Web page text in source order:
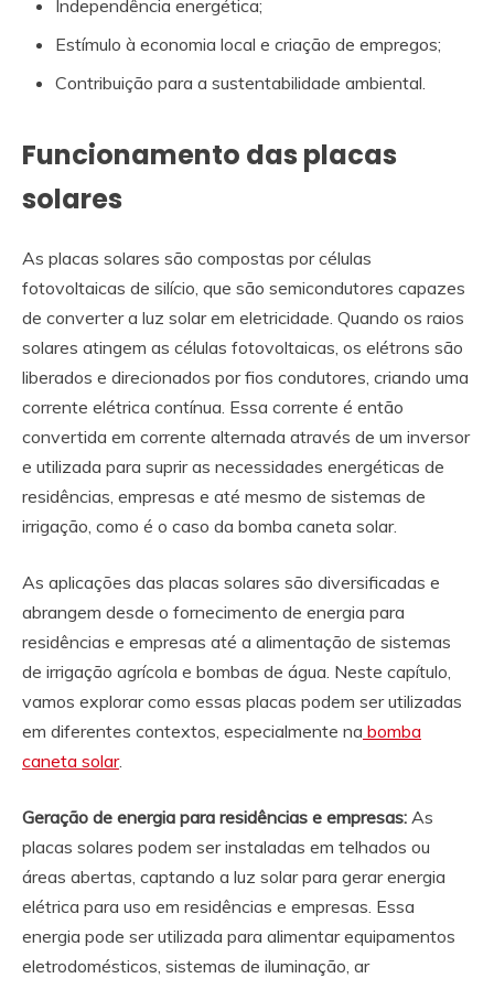
Independência energética;
Estímulo à economia local e criação de empregos;
Contribuição para a sustentabilidade ambiental.
Funcionamento das placas
solares
As placas solares são compostas por células
fotovoltaicas de silício, que são semicondutores capazes
de converter a luz solar em eletricidade. Quando os raios
solares atingem as células fotovoltaicas, os elétrons são
liberados e direcionados por fios condutores, criando uma
corrente elétrica contínua. Essa corrente é então
convertida em corrente alternada através de um inversor
e utilizada para suprir as necessidades energéticas de
residências, empresas e até mesmo de sistemas de
irrigação, como é o caso da bomba caneta solar.
As aplicações das placas solares são diversificadas e
abrangem desde o fornecimento de energia para
residências e empresas até a alimentação de sistemas
de irrigação agrícola e bombas de água. Neste capítulo,
vamos explorar como essas placas podem ser utilizadas
em diferentes contextos, especialmente na bomba
caneta solar.
Geração de energia para residências e empresas: As
placas solares podem ser instaladas em telhados ou
áreas abertas, captando a luz solar para gerar energia
elétrica para uso em residências e empresas. Essa
energia pode ser utilizada para alimentar equipamentos
eletrodomésticos, sistemas de iluminação, ar